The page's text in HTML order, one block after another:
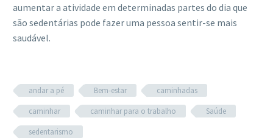
aumentar a atividade em determinadas partes do dia que
são sedentárias pode fazer uma pessoa sentir-se mais
saudável.
andar a pé Bem-estar
caminhadas
caminhar
caminhar para o trabalho
Saúde
sedentarismo